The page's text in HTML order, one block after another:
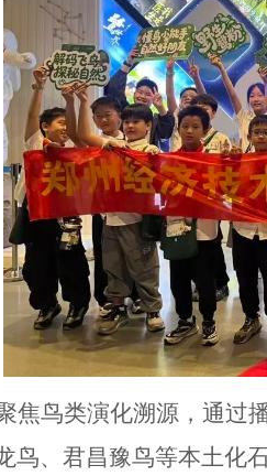
焦鸟类演化溯源，通过
鸟、君昌豫鸟等本土化